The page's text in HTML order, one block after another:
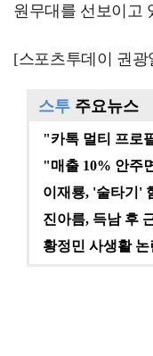
원무대를 선보이고
[스포츠투데이 권광
스투 주요뉴스
"매출 10% 안주